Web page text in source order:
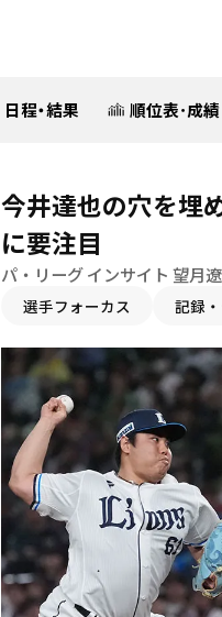
日程・結果 順位表･成績
今井達也の穴を埋
に要注目
パ・リーグ インサイト 望月
選手フォーカス 記録